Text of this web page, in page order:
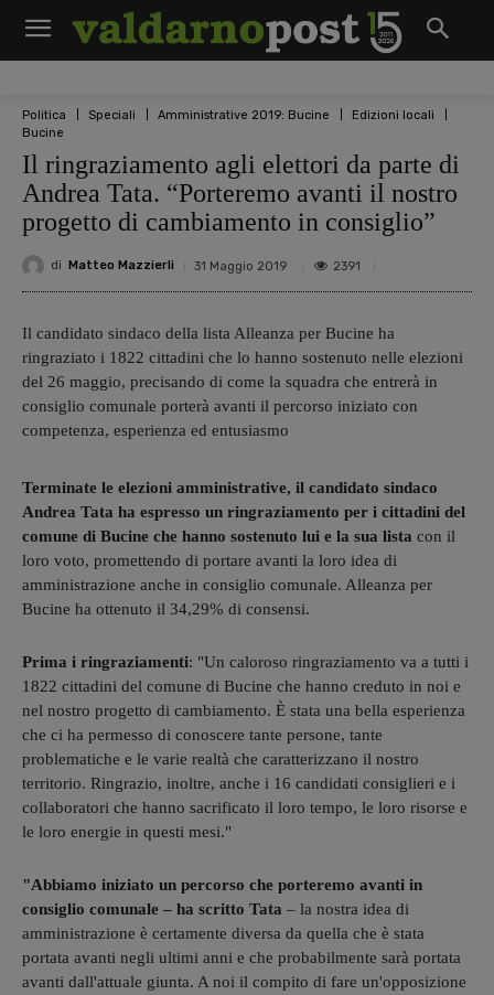
Politica Speciali Amministrative 2019: Bucine
Edizioni locali
Bucine
Il ringraziamento agli elettori da parte di
Andrea Tata. “Porteremo avanti il nostro
progetto di cambiamento in consiglio”
di Matteo Mazzierli 31 Maggio 2019 2391
Il candidato sindaco della lista Alleanza per Bucine ha
ringraziato i 1822 cittadini che lo hanno sostenuto nelle elezioni
del 26 maggio, precisando di come la squadra che entrerà in
consiglio comunale porterà avanti il percorso iniziato con
competenza, esperienza ed entusiasmo
Terminate le elezioni amministrative, il candidato sindaco
Andrea Tata ha espresso un ringraziamento per i cittadini del
comune di Bucine che hanno sostenuto lui e la sua lista con il
loro voto, promettendo di portare avanti la loro idea di
amministrazione anche in consiglio comunale. Alleanza per
Bucine ha ottenuto il 34,29% di consensi.
Prima i ringraziamenti: "Un caloroso ringraziamento va a tutti i
1822 cittadini del comune di Bucine che hanno creduto in noi e
nel nostro progetto di cambiamento. È stata una bella esperienza
che ci ha permesso di conoscere tante persone, tante
problematiche e le varie realtà che caratterizzano il nostro
territorio. Ringrazio, inoltre, anche i 16 candidati consiglieri e i
collaboratori che hanno sacrificato il loro tempo, le loro risorse e
le loro energie in questi mesi."
"Abbiamo iniziato un percorso che porteremo avanti in
consiglio comunale – ha scritto Tata – la nostra idea di
amministrazione è certamente diversa da quella che è stata
portata avanti negli ultimi anni e che probabilmente sarà portata
avanti dall'attuale giunta. A noi il compito di fare un'opposizione